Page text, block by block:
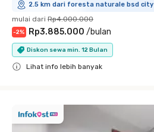
2.5 km dari foresta naturale bsd city
mulai dari Rp4.000.000
-2% Rp3.885.000 /bulan
Diskon sewa min. 12 Bulan
Lihat info lebih banyak